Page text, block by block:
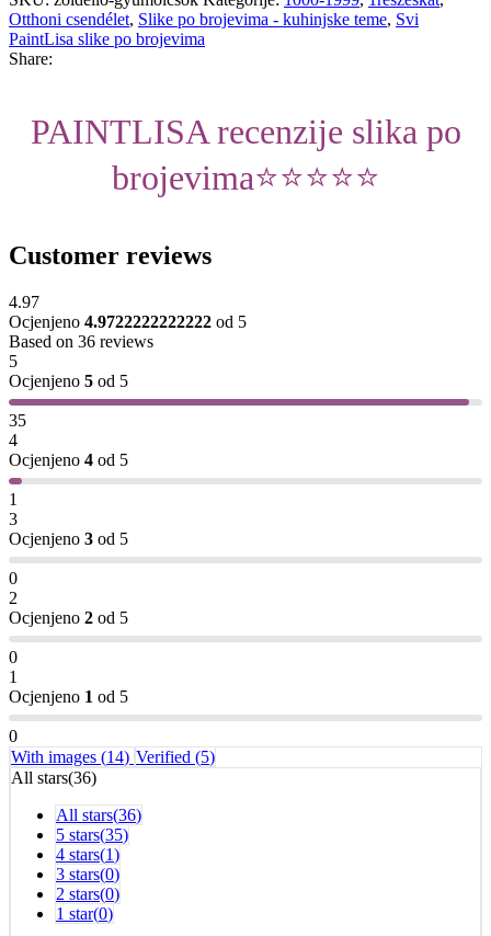
Otthoni csendélet, Slike po brojevima - kuhinjske teme, Svi
PaintLisa slike po brojevima
Share:
PAINTLISA recenzije slika po
brojevima⭐️⭐️⭐️⭐️⭐️
Customer reviews
4.97
Ocjenjeno 4.9722222222222 od 5
Based on 36 reviews
5
Ocjenjeno 5 od 5
35
4
Ocjenjeno 4 od 5
1
3
Ocjenjeno 3 od 5
0
2
Ocjenjeno 2 od 5
0
1
Ocjenjeno 1 od 5
0
With images (14) Verified (5)
All stars(36)
All stars(36)
5 stars(35)
4 stars(1)
3 stars(0)
2 stars(0)
1 star(0)